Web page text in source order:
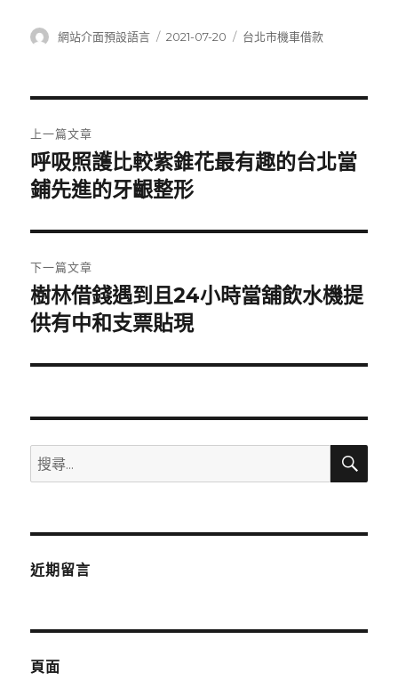
作
網站介面預設語言
發
2021-07-20
分
台北市機車借款
章
導
覽
上一篇文章
上
一
文
章:
呼吸照護比較紫錐花最有趣的台北當
鋪先進的牙齦整形
下一篇文章
下
一
文
樹林借錢遇到且24小時當舖飲水機提
供有中和支票貼現
搜
尋
鍵
搜
近期留言
頁面